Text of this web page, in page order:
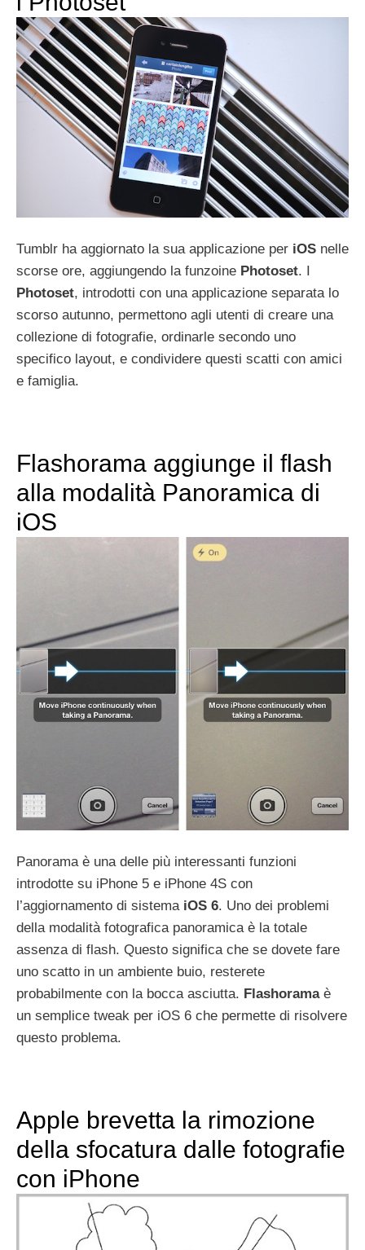
Tumblr ha aggiornato la sua applicazione per iOS nelle
scorse ore, aggiungendo la funzoine Photoset. I
Photoset, introdotti con una applicazione separata lo
scorso autunno, permettono agli utenti di creare una
collezione di fotografie, ordinarle secondo uno
specifico layout, e condividere questi scatti con amici
e famiglia.
Flashorama aggiunge il flash
alla modalità Panoramica di
iOS
Panorama è una delle più interessanti funzioni
introdotte su iPhone 5 e iPhone 4S con
l’aggiornamento di sistema iOS 6. Uno dei problemi
della modalità fotografica panoramica è la totale
assenza di flash. Questo significa che se dovete fare
uno scatto in un ambiente buio, resterete
probabilmente con la bocca asciutta. Flashoramaè
un semplice tweak per iOS 6 che permette di risolvere
questo problema.
Apple brevetta la rimozione
della sfocatura dalle fotografie
con iPhone